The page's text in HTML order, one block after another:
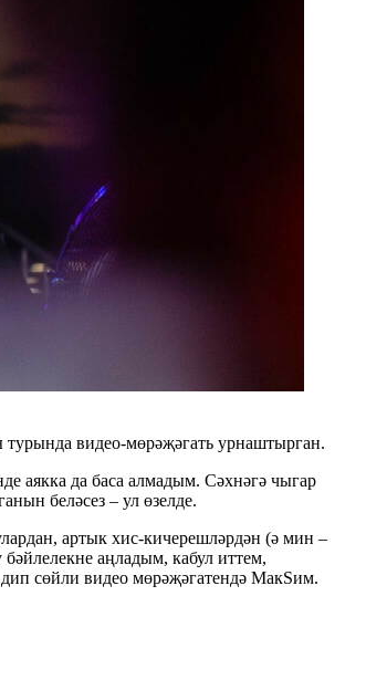
видео-мөрәҗәгать урнаштырган.
аякка да баса алмадым. Сәхнәгә чыгар
беләсез – ул өзелде.
артык хис-кичерешләрдән (ә мин –
аңладым, кабул иттем,
сөйли видео мөрәҗәгатендә МакSим.